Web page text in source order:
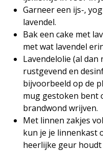
Garneer een ijs-,
lavendel.
Bak een cake met
met wat lavendel
Lavendelolie (al
rustgevend en
bijvoorbeeld op de
mug gestoken bent
brandwond wrijven.
Met linnen zakjes
kun je je linnenkast
heerlijke geur